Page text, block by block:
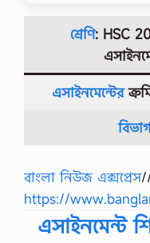
শ্রেণি: HSC
এসাইনমেন্টের
বাংলা নিউজ এক্সপ্রেস
https://
এসাইনমেন্ট